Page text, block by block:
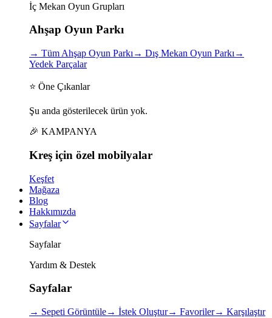
İç Mekan Oyun Grupları
Ahşap Oyun Parkı
→ Tüm Ahşap Oyun Parkı → Dış Mekan Oyun Parkı →
Yedek Parçalar
⭐ Öne Çıkanlar
Şu anda gösterilecek ürün yok.
🎉 KAMPANYA
Kreş için özel mobilyalar
Keşfet
Mağaza
Blog
Hakkımızda
Sayfalar
Sayfalar
Yardım & Destek
Sayfalar
→ Sepeti Görüntüle→ İstek Oluştur→ Favoriler→ Karşılaştır